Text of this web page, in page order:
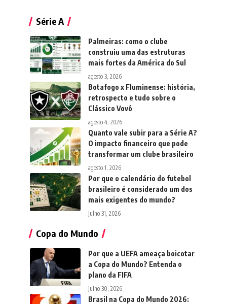
Série A
Palmeiras: como o clube
construiu uma das estruturas
mais fortes da América do Sul
agosto 3, 2026
Botafogo x Fluminense: história,
retrospecto e tudo sobre o
Clássico Vovô
agosto 4, 2026
Quanto vale subir para a Série A?
O impacto financeiro que pode
transformar um clube brasileiro
agosto 1, 2026
Por que o calendário do futebol
brasileiro é considerado um dos
mais exigentes do mundo?
julho 31, 2026
Copa do Mundo
Por que a UEFA ameaça boicotar
a Copa do Mundo? Entenda o
plano da FIFA
julho 30, 2026
Brasil na Copa do Mundo 2026: